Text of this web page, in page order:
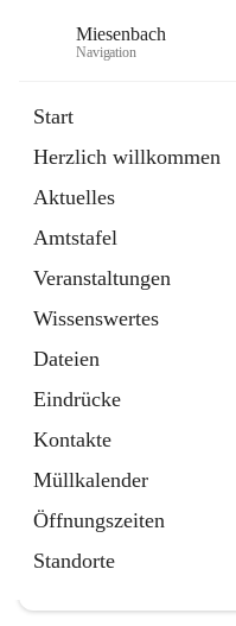
Miesenbach
Navigation
Start
Herzlich willkommen
Aktuelles
Amtstafel
Veranstaltungen
Wissenswertes
Dateien
Eindrücke
Kontakte
Müllkalender
Öffnungszeiten
Standorte
Externe Webseite
in
Tab
Region Schneebergland
Externe Webseite
öffnet
in
neuem
Tab